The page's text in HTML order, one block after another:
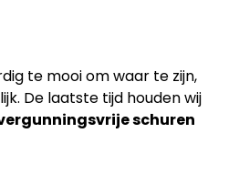
te mooi om waar te zijn,
De laatste tijd houden wij
schuren